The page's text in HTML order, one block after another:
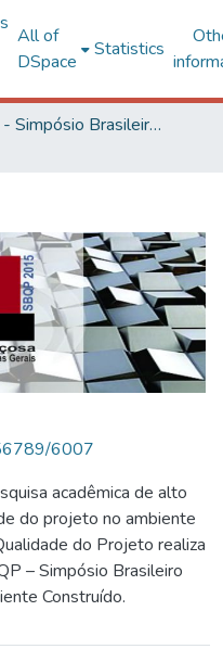
All of
DSpace
Statistics
SBQP - Simpósio Brasileiro de Qualidade do Projeto no Ambiente Construído
6007
acadêmica de alto
do projeto no ambiente
do Projeto realiza
– Simpósio Brasileiro
Construído.